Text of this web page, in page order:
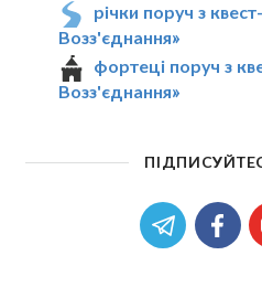
річки поруч з
Возз'єднання»
фортеці поруч з
Возз'єднання»